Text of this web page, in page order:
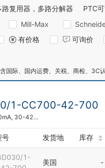
复用器，多路分解器
PTC
Mill-Max
有价格
可询价
国际、国内运费、关税、商检、3C
1-CC700-42-700
120-277V, 30W, 700mA, 30-42V, LE / TE / 0-10V / PWM dim, Long Side Feed
号 发货地 库存
1-
美国 -